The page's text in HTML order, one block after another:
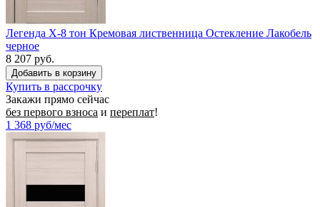
Легенда X-8 тон Кремовая лиственница Остекление Лакобель
черное
8 207 руб.
Купить в рассрочку
Закажи прямо сейчас
без первого взноса и переплат!
1 368 руб/мес